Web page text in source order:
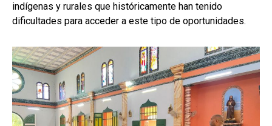
indígenas y rurales que históricamente han tenido
dificultades para acceder a este tipo de oportunidades.